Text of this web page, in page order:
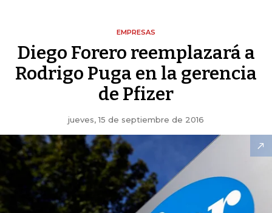
EMPRESAS
Diego Forero reemplazará a
Rodrigo Puga en la gerencia
de Pfizer
jueves, 15 de septiembre de 2016